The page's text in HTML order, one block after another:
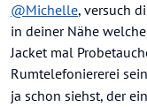
@Michelle, versuch
in deiner Nähe
Jacket mal
Rumtelefoniererei
ja schon siehst, der